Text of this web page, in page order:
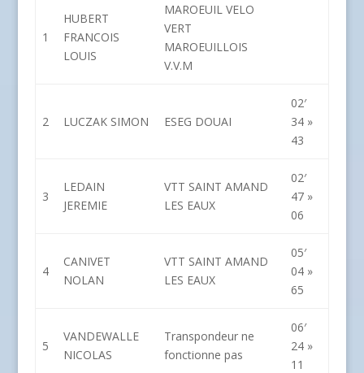
1
HUBERT
FRANCOIS
LOUIS
MAROEUIL VELO
VERT
MAROEUILLOIS
V.V.M
2 LUCZAK SIMON ESEG DOUAI
02′
34 »
43
3
LEDAIN
JEREMIE
VTT SAINT AMAND
LES EAUX
02′
47 »
06
4
CANIVET
NOLAN
VTT SAINT AMAND
LES EAUX
05′
04 »
65
5
VANDEWALLE
NICOLAS
Transpondeur ne
fonctionne pas
06′
24 »
11